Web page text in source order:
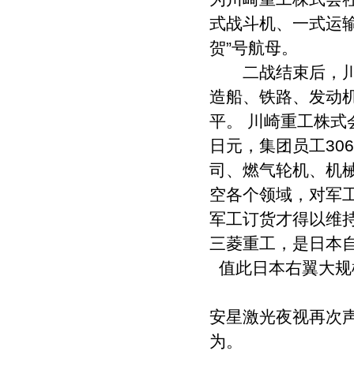
式战斗机、一式运
贺”号航母。
二战结束后，川
造船、铁路、发动
平。 川崎重工株式
日元，集团员工
司、燃气轮机、机
空各个领域，对军
军工订货才得以维
三菱重工，是日本
值此日本右翼大
安星激光夜视再次
为。